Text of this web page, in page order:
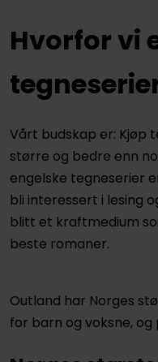
Hvorfor vi
Vårt budskap er: Kjøp
større og bedre enn
engelske tegneserier
bli interessert i lesing
blitt et kraftmedium
beste romaner.
Outland har Norges
for barn og voksne, og